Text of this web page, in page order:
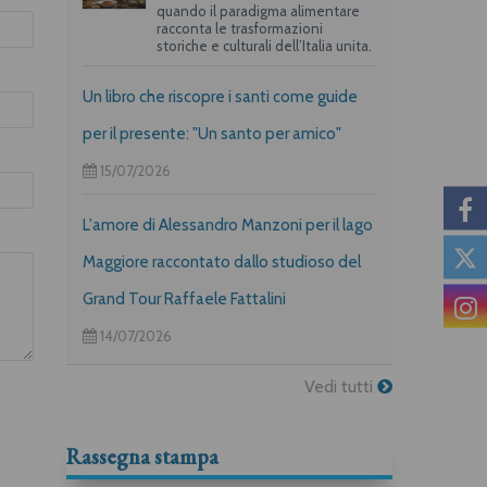
quando il paradigma alimentare
racconta le trasformazioni
storiche e culturali dell’Italia unita.
Un libro che riscopre i santi come guide
per il presente: "Un santo per amico"
15/07/2026
L'amore di Alessandro Manzoni per il lago
Maggiore raccontato dallo studioso del
Grand Tour Raffaele Fattalini
14/07/2026
Vedi tutti
Rassegna stampa